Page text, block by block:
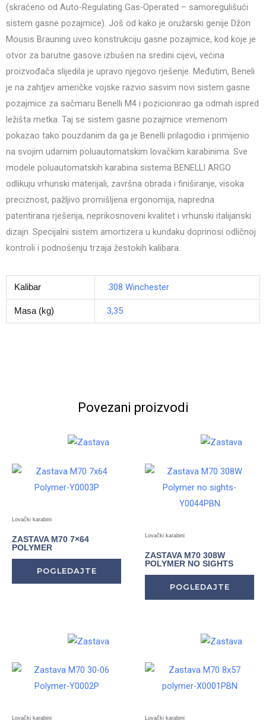
(skraćeno od Auto-Regulating Gas-Operated – samoregulišući
sistem gasne pozajmice). Još od kako je oružarski genije Džon
Mousis Brauning uveo konstrukciju gasne pozajmice, kod koje je
otvor za barutne gasove izbušen na sredini cijevi, većina
proizvođača slijedila je upravo njegovo rješenje. Međutim, Beneli
je na zahtjev američke vojske razvio sasvim novi sistem gasne
pozajmice za sačmaru Benelli M4 i pozicionirao ga odmah ispred
ležišta metka. Taj se sistem gasne pozajmice vremenom
pokazao tako pouzdanim da ga je Benelli prilagodio i primijenio
na svojim udarnim poluautomatskim lovačkim karabinima. Sve
modele poluautomatskih karabina sistema BENELLI ARGO
odlikuju vrhunski materijali, završna obrada i finiširanje, visoka
preciznost, pažljivo promišljena ergonomija, napredna
patentirana rješenja, neprikosnoveni kvalitet i vrhunski italijanski
dizajn. Specijalni sistem amortizera u kundaku doprinosi odličnoj
kontroli i podnošenju trzaja žestokih kalibara.
Kalibar .308 Winchester
Masa (kg) 3,35
Povezani proizvodi
Lovački karabini
ZASTAVA M70 7×64
POLYMER
POGLEDAJTE
Lovački karabini
ZASTAVA M70 308W
POLYMER NO SIGHTS
POGLEDAJTE
Lovački karabini Lovački karabini